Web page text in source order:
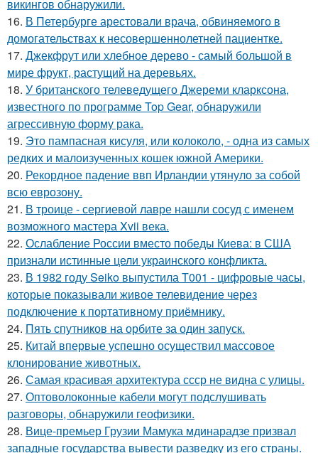
викингов обнаружили.
16. В Петербурге арестовали врача, обвиняемого в
домогательствах к несовершеннолетней пациентке.
17. Джекфрут или хлебное дерево - самый большой в
мире фрукт, растущий на деревьях.
18. У британского телеведущего Джереми кларксона,
известного по программе Top Gear, обнаружили
агрессивную форму рака.
19. Это пампасная кисуля, или колоколо, - одна из самых
редких и малоизученных кошек южной Америки.
20. Рекордное падение ввп Ирландии утянуло за собой
всю еврозону.
21. В троице - сергиевой лавре нашли сосуд с именем
возможного мастера Xvii века.
22. Ослабление России вместо победы Киева: в США
признали истинные цели украинского конфликта.
23. В 1982 году Seiko выпустила T001 - цифровые часы,
которые показывали живое телевидение через
подключение к портативному приёмнику.
24. Пять спутников на орбите за один запуск.
25. Китай впервые успешно осуществил массовое
клонирование животных.
26. Самая красивая архитектура ссср не видна с улицы.
27. Оптоволоконные кабели могут подслушивать
разговоры, обнаружили геофизики.
28. Вице-премьер Грузии Мамука мдинарадзе призвал
западные государства вывести разведку из его страны.